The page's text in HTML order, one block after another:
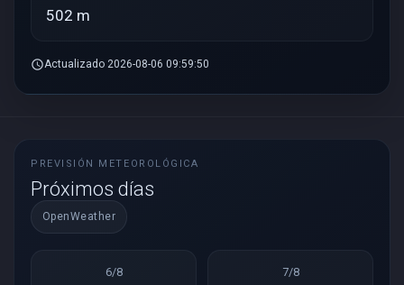
502 m
scheduleActualizado 2026-08-06 09:59:50
PREVISIÓN METEOROLÓGICA
Próximos días
OpenWeather
6/8 7/8